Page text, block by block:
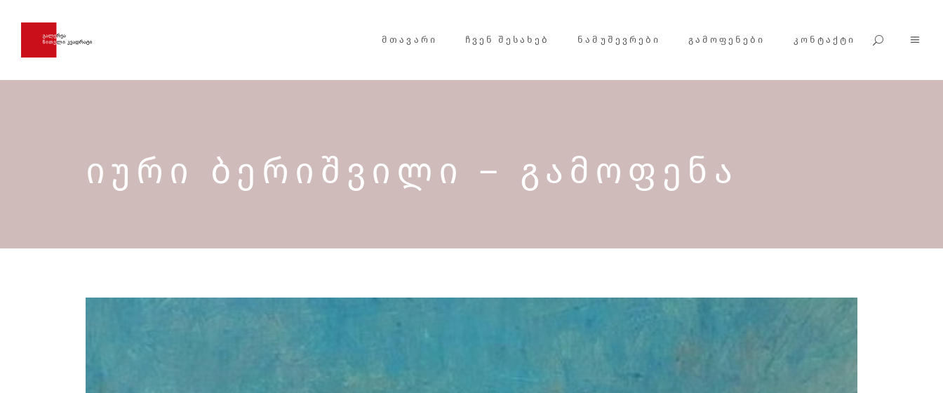
ᲛᲗᲐᲕᲐᲠᲘ ᲩᲕᲔᲜ ᲨᲔᲡᲐᲮᲔᲑ ᲜᲐᲛᲣᲨᲔᲕᲠᲔᲑᲘ ᲒᲐᲛᲝᲤᲔᲜᲔᲑᲘ ᲙᲝᲜᲢᲐᲥᲢᲘ
ᲘᲣᲠᲘ ᲑᲔᲠᲘᲨᲕᲘᲚᲘ – ᲒᲐᲛᲝᲤᲔᲜᲐ